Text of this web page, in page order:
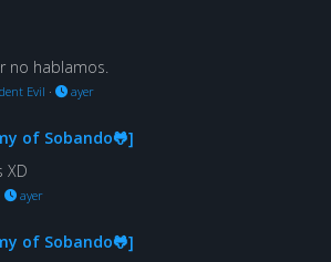
no hablamos.
Evil · ayer
of Sobando🐸]
XD
ayer
of Sobando🐸]